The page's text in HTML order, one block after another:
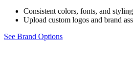
Consistent colors, fonts, and
Upload custom logos and brand
See Brand Options